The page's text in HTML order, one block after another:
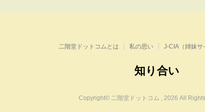
二階堂ドットコムとは 私の思い J-CIA（姉妹サ
知り合い
Copyright© 二階堂ドットコム , 2026 All